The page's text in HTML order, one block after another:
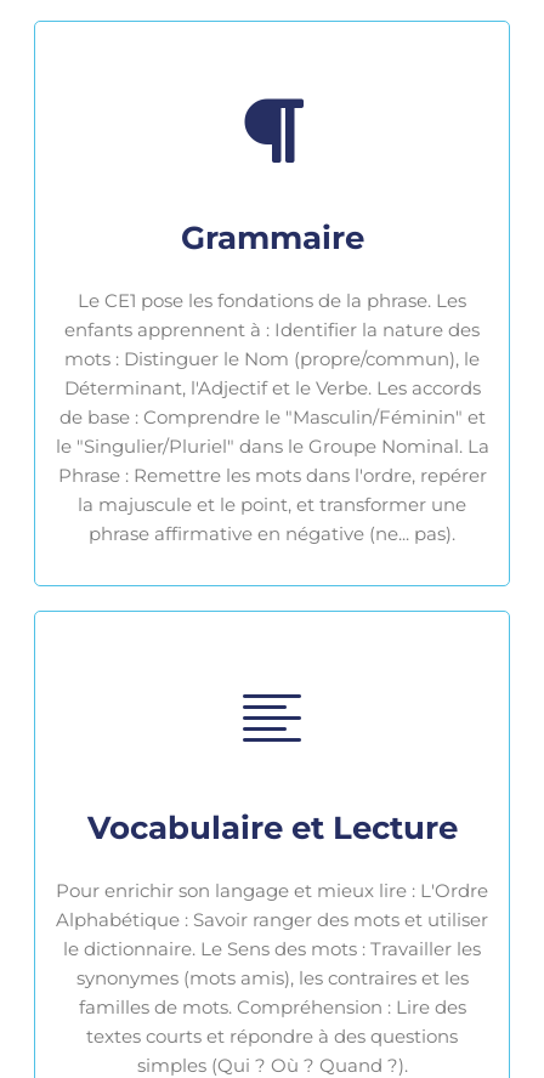
Grammaire
Le CE1 pose les fondations de la phrase. Les
enfants apprennent à : Identifier la nature des
mots : Distinguer le Nom (propre/commun), le
Déterminant, l'Adjectif et le Verbe. Les accords
de base : Comprendre le "Masculin/Féminin" et
le "Singulier/Pluriel" dans le Groupe Nominal. La
Phrase : Remettre les mots dans l'ordre, repérer
la majuscule et le point, et transformer une
phrase affirmative en négative (ne... pas).
Vocabulaire et Lecture
Pour enrichir son langage et mieux lire : L'Ordre
Alphabétique : Savoir ranger des mots et utiliser
le dictionnaire. Le Sens des mots : Travailler les
synonymes (mots amis), les contraires et les
familles de mots. Compréhension : Lire des
textes courts et répondre à des questions
simples (Qui ? Où ? Quand ?).